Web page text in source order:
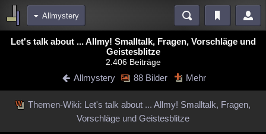
Allmystery
Bereiche
Blogs Videos
Wiki Neuigkeiten
Wissenschaft Politik Mystery
Let's talk about ... Allmy! Smalltalk, Fragen, Vorschläge und
Geistesblitze
2.406 Beiträge
Allmystery 88 Bilder Mehr
Themen-Wiki: Let's talk about ... Allmy! Smalltalk, Fragen,
Vorschläge und Geistesblitze